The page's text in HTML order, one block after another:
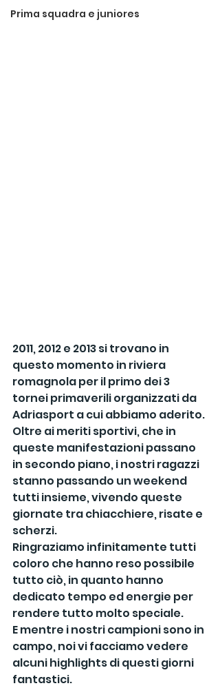
Prima squadra e juniores
2011, 2012 e 2013 si trovano in
questo momento in riviera
romagnola per il primo dei 3
tornei primaverili organizzati da
Adriasport a cui abbiamo aderito.
Oltre ai meriti sportivi, che in
queste manifestazioni passano
in secondo piano, i nostri ragazzi
stanno passando un weekend
tutti insieme, vivendo queste
giornate tra chiacchiere, risate e
scherzi.
Ringraziamo infinitamente tutti
coloro che hanno reso possibile
tutto ciò, in quanto hanno
dedicato tempo ed energie per
rendere tutto molto speciale.
E mentre i nostri campioni sono in
campo, noi vi facciamo vedere
alcuni highlights di questi giorni
fantastici.